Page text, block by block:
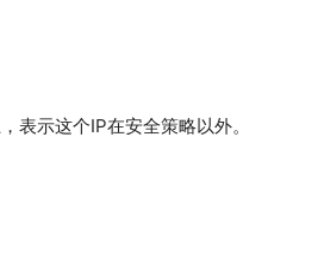
示这个IP在安全策略以外。